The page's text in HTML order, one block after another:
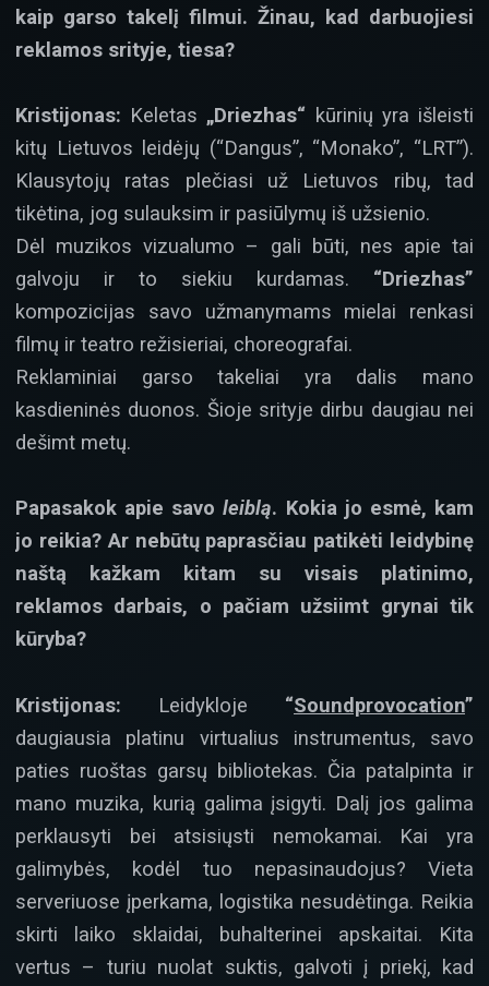
kaip garso takelį filmui. Žinau, kad darbuojiesi
reklamos srityje, tiesa?
Kristijonas: Keletas „Driezhas“ kūrinių yra išleisti
kitų Lietuvos leidėjų (“Dangus”, “Monako”, “LRT”).
Klausytojų ratas plečiasi už Lietuvos ribų, tad
tikėtina, jog sulauksim ir pasiūlymų iš užsienio.
Dėl muzikos vizualumo – gali būti, nes apie tai
galvoju ir to siekiu kurdamas. “Driezhas”
kompozicijas savo užmanymams mielai renkasi
filmų ir teatro režisieriai, choreografai.
Reklaminiai garso takeliai yra dalis mano
kasdieninės duonos. Šioje srityje dirbu daugiau nei
dešimt metų.
Papasakok apie savoleiblą. Kokia jo esmė, kam
jo reikia? Ar nebūtų paprasčiau patikėti leidybinę
naštą kažkam kitam su visais platinimo,
reklamos darbais, o pačiam užsiimt grynai tik
kūryba?
Kristijonas: Leidykloje “Soundprovocation”
daugiausia platinu virtualius instrumentus, savo
paties ruoštas garsų bibliotekas. Čia patalpinta ir
mano muzika, kurią galima įsigyti. Dalį jos galima
perklausyti bei atsisiųsti nemokamai. Kai yra
galimybės, kodėl tuo nepasinaudojus? Vieta
serveriuose įperkama, logistika nesudėtinga. Reikia
skirti laiko sklaidai, buhalterinei apskaitai. Kita
vertus – turiu nuolat suktis, galvoti į priekį, kad